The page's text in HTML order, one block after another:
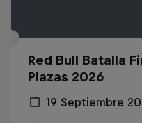
Red Bull Batalla
Plazas 2026
19 Septiembre